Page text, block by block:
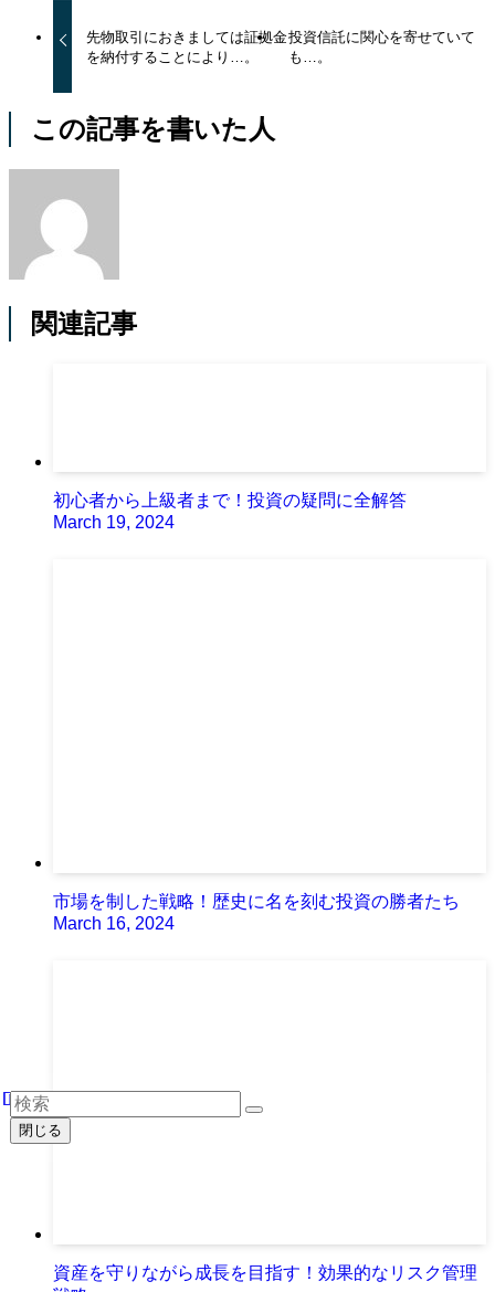
先物取引におきましては証拠金
を納付することにより…。
投資信託に関心を寄せていて
も…。
この記事を書いた人
関連記事
初心者から上級者まで！投資の疑問に全解答
March 19, 2024
市場を制した戦略！歴史に名を刻む投資の勝者たち
March 16, 2024
資産を守りながら成長を目指す！効果的なリスク管理
閉じる